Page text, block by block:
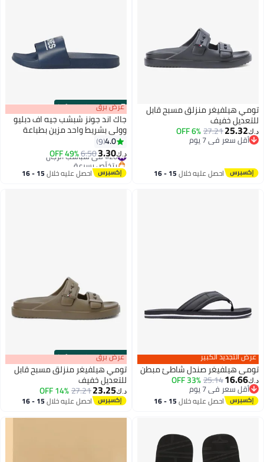
3
تومي هيلفيغر منزلق مسبح قابل
للتعديل خفيف
د.ك‏25.32
27.21
6% OFF
أقل سعر في 7 يوم
أقل سعر في 7 يوم
احصل عليه خلال 15 - 16
اغسطس
00m:00s
·
100% Left عرض برق
جاك اند جونز شبشب جيه اف دبليو
وولي بشريط واحد مزين بطباعة
4.0
9
د.ك‏3.30
6.50
49% OFF #20 في شباشب الرجال
بتخلّص بسرعة
#20 في شباشب الرجال احصل عليه خلال 15 - 16
اغسطس
2
عرض التجديد الكبير
تومي هيلفيغر صندل شاطئ مبطن
د.ك‏16.66
25.14
33% OFF
أقل سعر في 7 يوم
أقل سعر في 7 يوماحصل عليه خلال 15 - 16
00m:00s
·
100% Left
3
عرض برق
تومي هيلفيغر منزلق مسبح قابل
للتعديل خفيف
د.ك‏23.25
27.21
14% OFF
احصل عليه خلال 15 - 16